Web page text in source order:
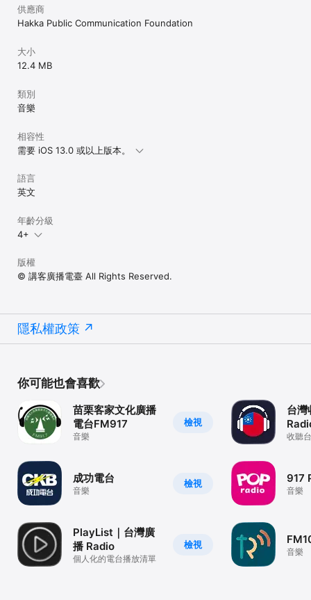
供應商
Hakka Public Communication Foundation
大小
12.4 MB
類別
音樂
相容性
需要 iOS 13.0 或以上版本。
語言
英文
年齡分級
4+
版權
© 講客廣播電臺 All Rights Reserved.
隱私權政策
你可能也會喜歡
檢視
苗栗客家文化廣播
電台FM917
音樂
檢視
成功電台
音樂
檢視
PlayList｜台灣廣
播 Radio
個人化的電台播放清單
台灣
收聽
917
音樂
音樂